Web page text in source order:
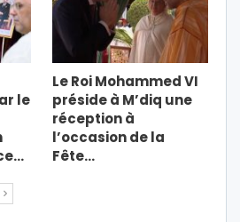
le
Le Roi Mohammed VI
préside à M’diq une
réception à
l’occasion de la
Fête…